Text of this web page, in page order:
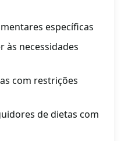
específicas
às necessidades
com restrições
de dietas com